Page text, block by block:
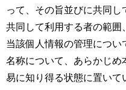
って、その旨並びに共同し
共同して利用する者の範
当該個人情報の管理につ
名称について、あらかじ
易に知り得る状態に置いて